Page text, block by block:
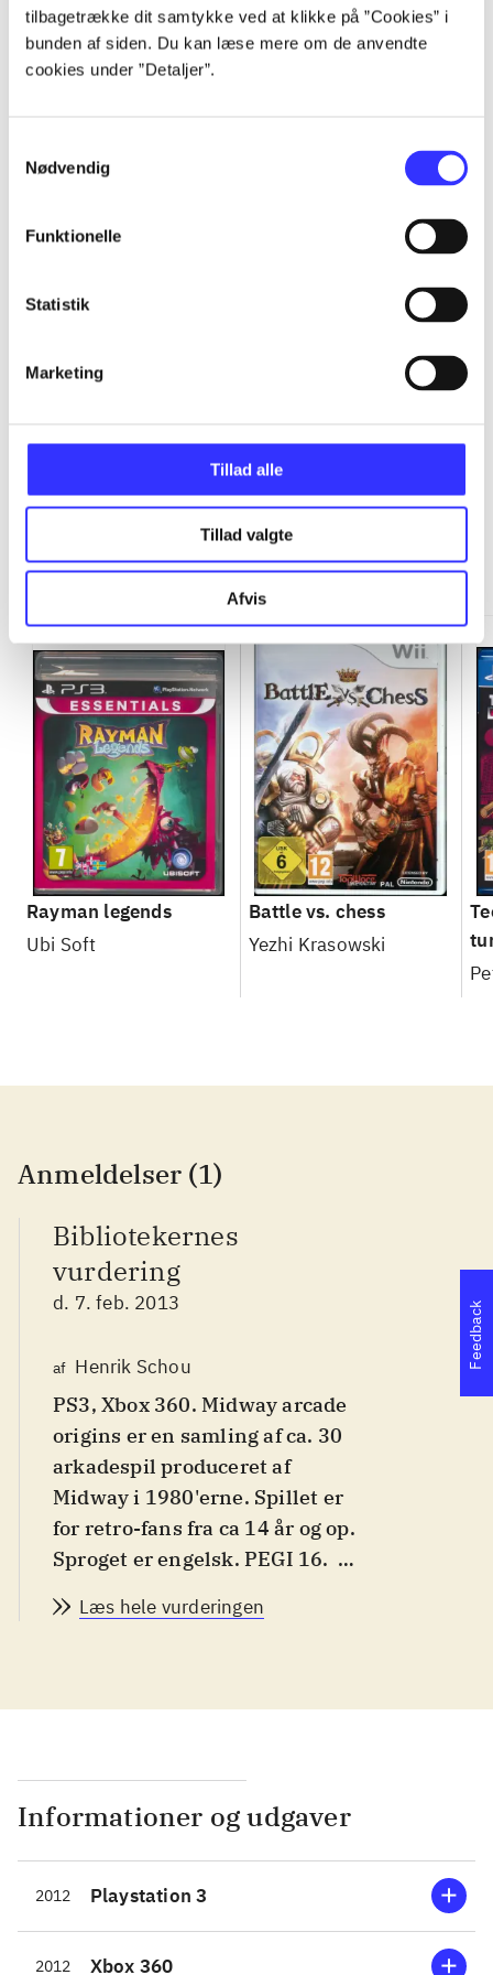
tilbagetrække dit samtykke ved at klikke på ”Cookies” i
bunden af siden. Du kan læse mere om de anvendte
cookies under ”Detaljer”.
Nødvendig
Funktionelle
Statistik
Marketing
Tillad alle
Tillad valgte
Afvis
Artikler
Alle registrerede artikler fordelt på udgivelser
...
Minder om
Rayman legends
Ubi Soft
Battle vs. chess
Yezhi Krasowski
Anmeldelser (1)
Bibliotekernes
vurdering
d. 7. feb. 2013
af Henrik Schou
PS3, Xbox 360. Midway arcade
origins er en samling af ca. 30
arkadespil produceret af
Midway i 1980'erne. Spillet er
for retro-fans fra ca 14 år og op.
Sproget er engelsk. PEGI 16.
arkadespil, som man kan huske
for at komme ned til
grillbaren. Der er 31 spil at
vælge imellem fordelt på fem
kategorier: action, driving,
platform, shooter og sports. De
fleste af dem er relativt
ukendte. Der er dog blevet
plads til klassikere som
Læs hele vurderingen
Informationer og udgaver
2012 Playstation 3
2012 Xbox 360
Feedback